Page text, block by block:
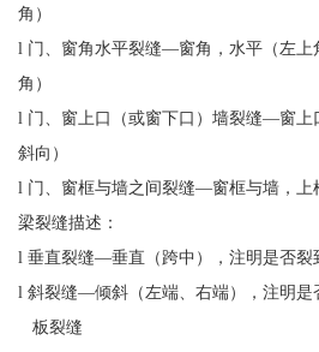
角）
l 门、窗角水平裂缝—窗角，水平（左上
角）
l 门、窗上口（或窗下口）墙裂缝—窗上
斜向）
l 门、窗框与墙之间裂缝—窗框与墙，上
梁裂缝描述：
l 垂直裂缝—垂直（跨中），注明是否裂
l 斜裂缝—倾斜（左端、右端），注明是
板裂缝